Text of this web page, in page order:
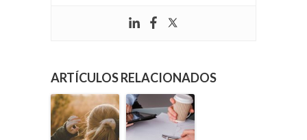
ARTÍCULOS RELACIONADOS